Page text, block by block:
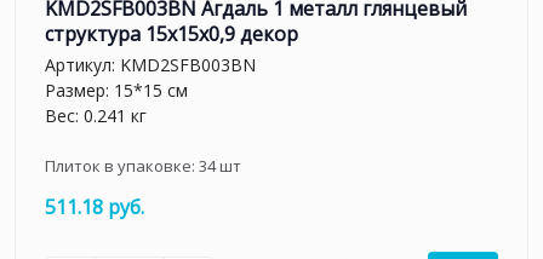
KMD2SFB003BN Агдаль 1 металл глянцевый
структура 15x15x0,9 декор
Артикул: KMD2SFB003BN
Размер: 15*15 см
Вес: 0.241 кг
Плиток в упаковке: 34шт
511.18 руб.